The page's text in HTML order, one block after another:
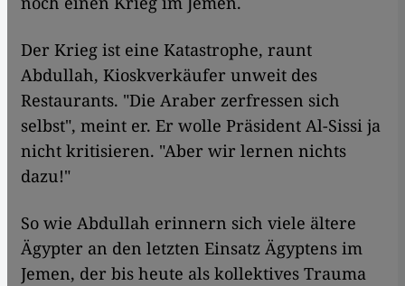
Der Krieg ist eine Katastrophe, raunt
Abdullah, Kioskverkäufer unweit des
Restaurants. "Die Araber zerfressen sich
selbst", meint er. Er wolle Präsident Al-Sissi ja
nicht kritisieren. "Aber wir lernen nichts
dazu!"
So wie Abdullah erinnern sich viele ältere
Ägypter an den letzten Einsatz Ägyptens im
Jemen, der bis heute als kollektives Trauma